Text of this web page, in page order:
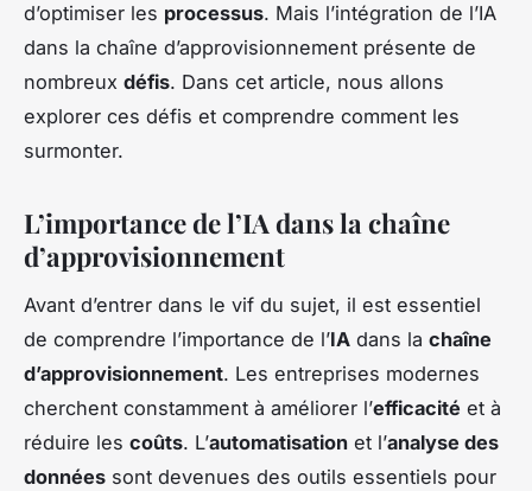
d’optimiser les processus. Mais l’intégration de l’IA
dans la chaîne d’approvisionnement présente de
nombreux défis. Dans cet article, nous allons
explorer ces défis et comprendre comment les
surmonter.
L’importance de l’IA dans la chaîne
d’approvisionnement
Avant d’entrer dans le vif du sujet, il est essentiel
de comprendre l’importance de l’IA dans la chaîne
d’approvisionnement. Les entreprises modernes
cherchent constamment à améliorer l’efficacité et à
réduire les coûts. L’automatisation et l’analyse des
données sont devenues des outils essentiels pour